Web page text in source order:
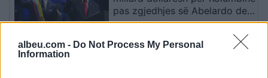
albeu.com - Do Not Process My Personal
Information
pas zgjedhjes së Abelardo de
la Esprielës